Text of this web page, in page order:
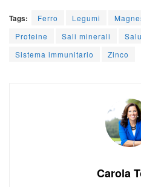
Tags: Ferro Legumi
Proteine
Sali minerali
Sistema immunitario
Zinco
Carola